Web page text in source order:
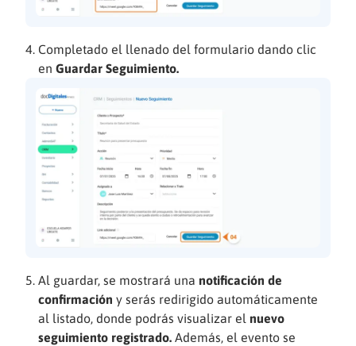
Completado el llenado del formulario dando clic
en Guardar Seguimiento.
Al guardar, se mostrará una notificación de
confirmación y serás redirigido automáticamente
al listado, donde podrás visualizar el nuevo
seguimiento registrado. Además, el evento se